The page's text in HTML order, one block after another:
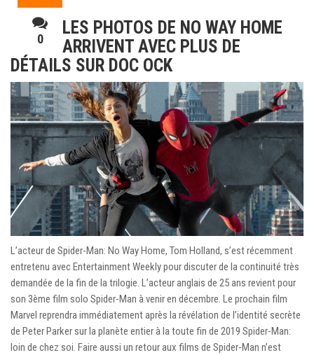
0
LES PHOTOS DE NO WAY HOME
ARRIVENT AVEC PLUS DE
DÉTAILS SUR DOC OCK
L’acteur de Spider-Man: No Way Home, Tom Holland, s’est récemment
entretenu avec Entertainment Weekly pour discuter de la continuité très
demandée de la fin de la trilogie. L’acteur anglais de 25 ans revient pour
son 3ème film solo Spider-Man à venir en décembre. Le prochain film
Marvel reprendra immédiatement après la révélation de l’identité secrète
de Peter Parker sur la planète entier à la toute fin de 2019 Spider-Man:
loin de chez soi. Faire aussi un retour aux films de Spider-Man n’est